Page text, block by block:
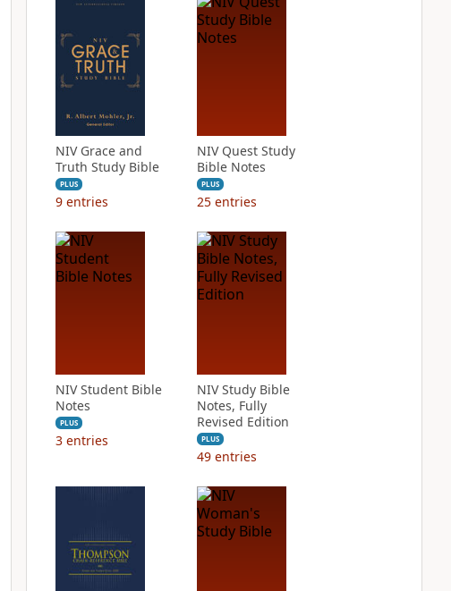
NIV Grace and
Truth Study Bible
PLUS
9 entries
NIV Quest Study
Bible Notes
PLUS
25 entries
NIV Student Bible
Notes
PLUS
3 entries
NIV Study Bible
Notes, Fully
Revised Edition
PLUS
49 entries